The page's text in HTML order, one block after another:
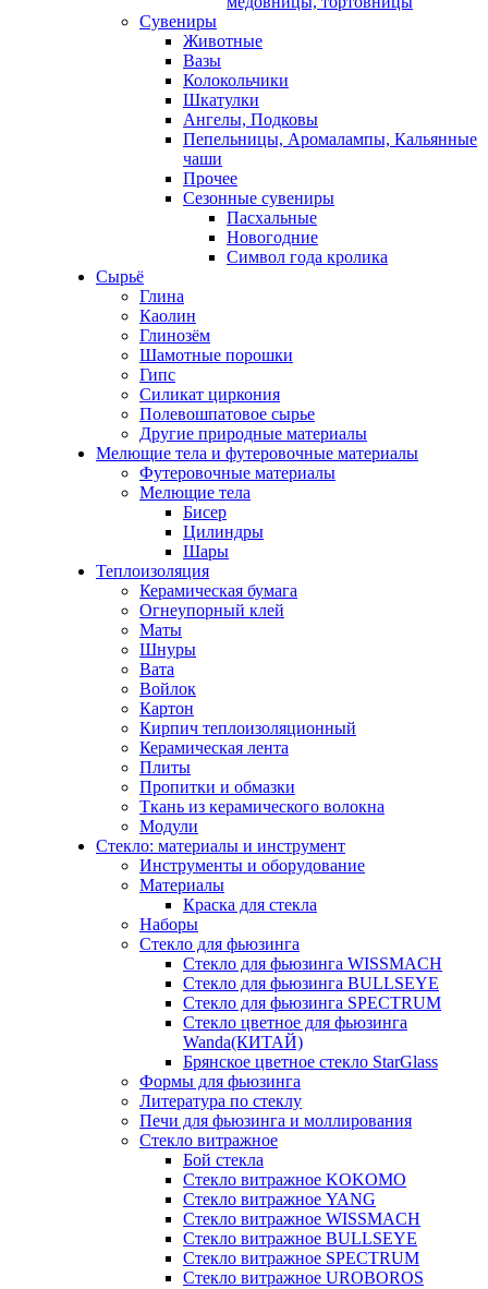
Сувениры
Животные
Вазы
Колокольчики
Шкатулки
Ангелы, Подковы
Пепельницы, Аромалампы, Кальянные
чаши
Прочее
Сезонные сувениры
Пасхальные
Новогодние
Символ года кролика
Сырьё
Глина
Каолин
Глинозём
Шамотные порошки
Гипс
Силикат циркония
Полевошпатовое сырье
Другие природные материалы
Мелющие тела и футеровочные материалы
Футеровочные материалы
Мелющие тела
Бисер
Цилиндры
Шары
Теплоизоляция
Керамическая бумага
Огнеупорный клей
Маты
Шнуры
Вата
Войлок
Картон
Кирпич теплоизоляционный
Керамическая лента
Плиты
Пропитки и обмазки
Ткань из керамического волокна
Модули
Стекло: материалы и инструмент
Инструменты и оборудование
Материалы
Краска для стекла
Наборы
Стекло для фьюзинга
Стекло для фьюзинга WISSMACH
Стекло для фьюзинга BULLSEYE
Стекло для фьюзинга SPECTRUM
Стекло цветное для фьюзинга
Wanda(КИТАЙ)
Брянское цветное стекло StarGlass
Формы для фьюзинга
Литература по стеклу
Печи для фьюзинга и моллирования
Стекло витражное
Бой стекла
Стекло витражное KOKOMO
Стекло витражное YANG
Стекло витражное WISSMACH
Стекло витражное BULLSEYE
Стекло витражное SPECTRUM
Стекло витражное UROBOROS